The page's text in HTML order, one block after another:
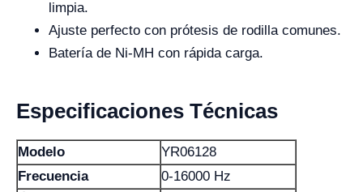
limpia.
Ajuste perfecto con prótesis de rodilla comunes.
Batería de Ni-MH con rápida carga.
Especificaciones Técnicas
Modelo
YR06128
Frecuencia
0-16000 Hz